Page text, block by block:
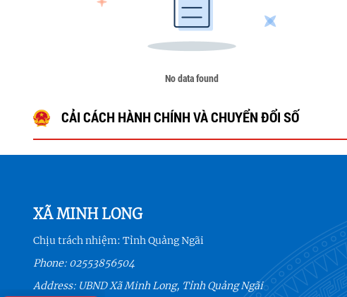
No data found
CẢI CÁCH HÀNH CHÍNH VÀ CHUYỂN ĐỔI SỐ
XÃ MINH LONG
Chịu trách nhiệm: Tỉnh Quảng Ngãi
Phone: 02553856504
Address: UBND Xã Minh Long, Tỉnh Quảng Ngãi